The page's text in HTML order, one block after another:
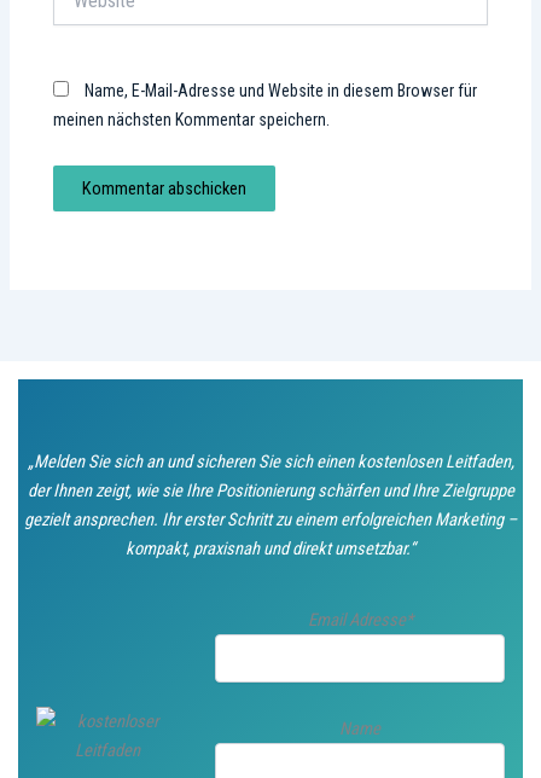
Name, E-Mail-Adresse und Website in diesem Browser für
meinen nächsten Kommentar speichern.
„Melden Sie sich an und sicheren Sie sich einen kostenlosen Leitfaden,
der Ihnen zeigt, wie sie Ihre Positionierung schärfen und Ihre Zielgruppe
gezielt ansprechen. Ihr erster Schritt zu einem erfolgreichen Marketing –
kompakt, praxisnah und direkt umsetzbar.“
Email Adresse*
Name